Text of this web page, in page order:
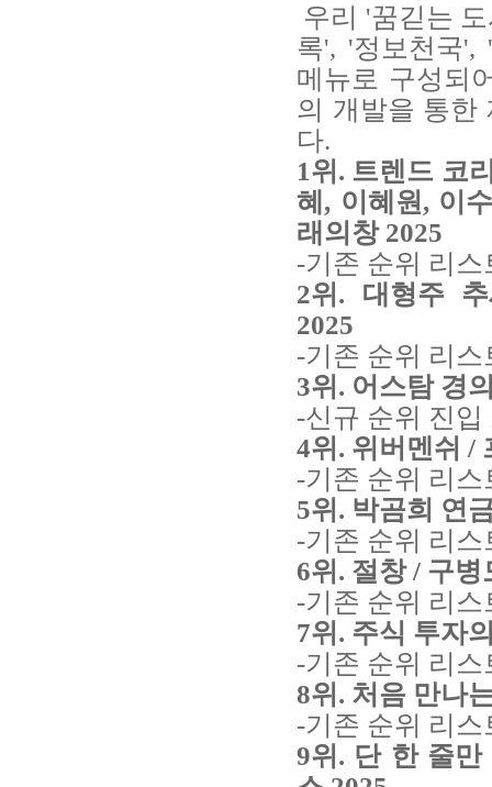
우리 '꿈긷는
록', '정보천국',
메뉴로 구성되
의 개발을 통한
다.
1위. 트렌드 코
혜, 이혜원, 이
래의창 2025
-기존 순위 리
2위. 대형주
2025
-기존 순위 리
3위. 어스탐 경
-신규 순위 진
4위. 위버멘쉬 /
-기존 순위 리
5위. 박곰희 연
-기존 순위 리
6위. 절창 / 구
-기존 순위 리
7위. 주식 투자
-기존 순위 리
8위. 처음 만나
-기존 순위 리
9위. 단 한 줄